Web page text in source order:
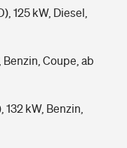
125 kW, Diesel,
Benzin, Coupe, ab
132 kW, Benzin,